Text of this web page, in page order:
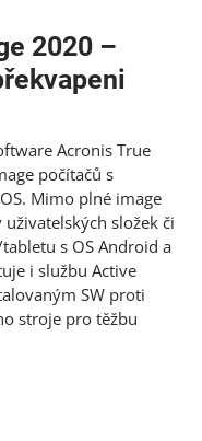
2020 –
Acronis True
počítačů s
Mimo plné image
složek či
s OS Android a
i službu Active
SW proti
stroje pro těžbu